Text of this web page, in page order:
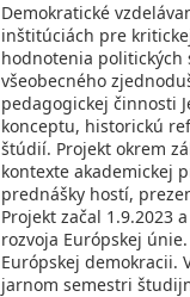
Demokratické
inštitúciách pre
hodnotenia politických
všeobecného
pedagogickej činnosti
konceptu, historickú
štúdií. Projekt okrem
kontexte akademickej
prednášky hostí,
Projekt začal 1.9.2023
rozvoja Európskej
Európskej demokracii.
jarnom semestri